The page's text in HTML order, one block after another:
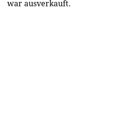
war ausverkauft.